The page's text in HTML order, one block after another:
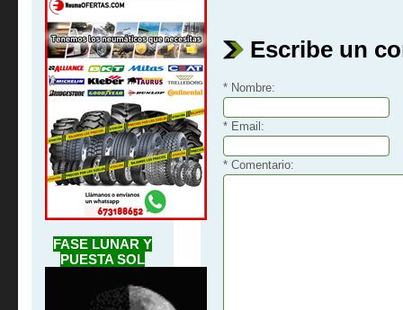
FASE LUNAR Y
PUESTA SOL
Escribe un
* Nombre:
* Email:
* Comentario: